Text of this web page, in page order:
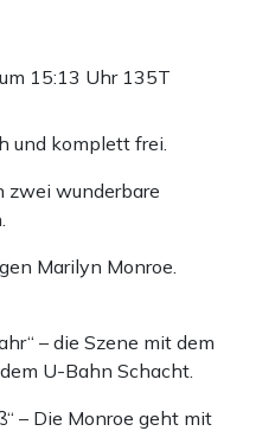
15:13 Uhr 135T
und komplett frei.
zwei wunderbare
Marilyn Monroe.
– die Szene mit dem
U-Bahn Schacht.
– Die Monroe geht mit